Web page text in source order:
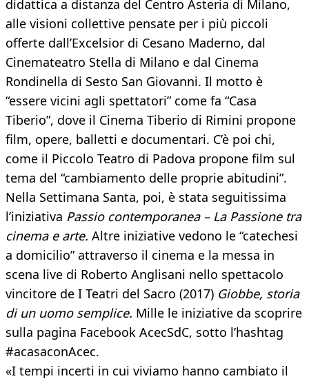
didattica a distanza del Centro Asteria di Milano,
alle visioni collettive pensate per i più piccoli
offerte dall’Excelsior di Cesano Maderno, dal
Cinemateatro Stella di Milano e dal Cinema
Rondinella di Sesto San Giovanni. Il motto è
“essere vicini agli spettatori” come fa “Casa
Tiberio”, dove il Cinema Tiberio di Rimini propone
film, opere, balletti e documentari. C’è poi chi,
come il Piccolo Teatro di Padova propone film sul
tema del “cambiamento delle proprie abitudini”.
Nella Settimana Santa, poi, è stata seguitissima
l’iniziativa Passio contemporanea – La Passione tra
cinema e arte. Altre iniziative vedono le “catechesi
a domicilio” attraverso il cinema e la messa in
scena live di Roberto Anglisani nello spettacolo
vincitore de I Teatri del Sacro (2017) Giobbe, storia
di un uomo semplice. Mille le iniziative da scoprire
sulla pagina Facebook AcecSdC, sotto l’hashtag
#acasaconAcec.
«I tempi incerti in cui viviamo hanno cambiato il